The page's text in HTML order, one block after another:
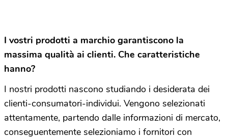
I vostri prodotti a marchio garantiscono la
massima qualità ai clienti. Che caratteristiche
hanno?
I nostri prodotti nascono studiando i desiderata dei
clienti-consumatori-individui. Vengono selezionati
attentamente, partendo dalle informazioni di mercato,
conseguentemente selezioniamo i fornitori con